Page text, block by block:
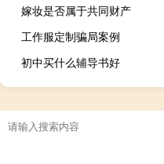
嫁妆是否属于共同财产
工作服定制骗局案例
初中买什么辅导书好